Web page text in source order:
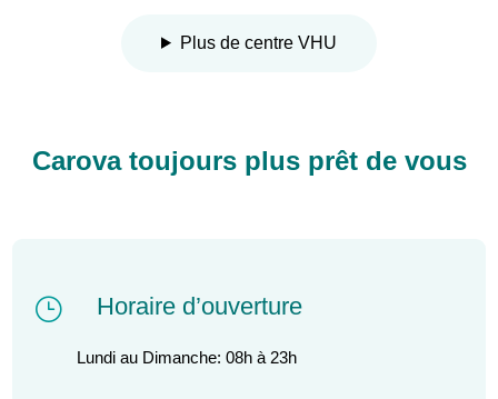
Plus de centre VHU
Carova toujours plus prêt de vous
} Horaire d’ouverture
Lundi au Dimanche: 08h à 23h